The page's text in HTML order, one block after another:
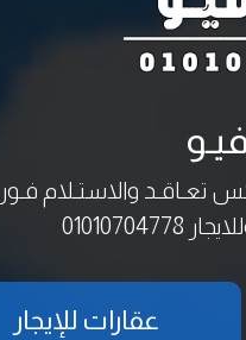
فـوري ارقـام
عقارات للإيجار